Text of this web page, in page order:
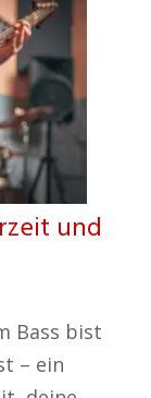
und
Bass bist
– ein